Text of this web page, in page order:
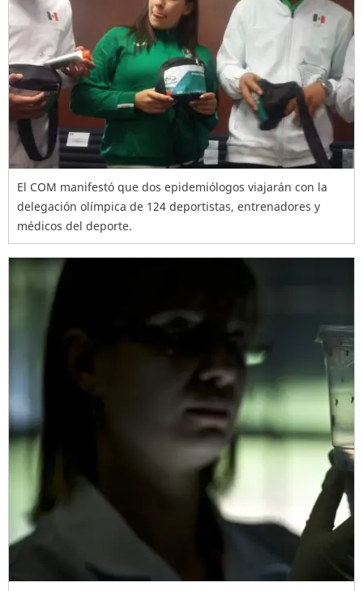
El COM manifestó que dos epidemiólogos viajarán con la
delegación olímpica de 124 deportistas, entrenadores y
médicos del deporte.